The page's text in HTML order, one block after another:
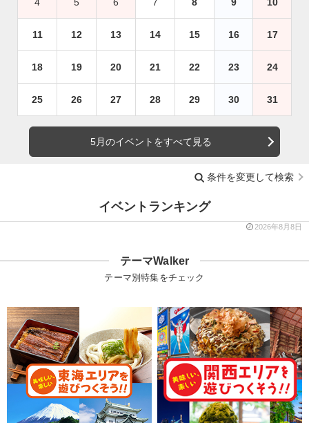
11 12 13 14 15 16 17
18 19 20 21 22 23 24
25 26 27 28 29 30 31
5月のイベントをすべて見る
条件を変更して検索
イベントランキング
2026年8月8日
テーマWalker
テーマ別特集をチェック